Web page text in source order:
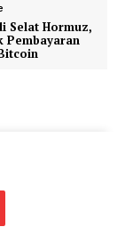
Selat Hormuz,
Pembayaran